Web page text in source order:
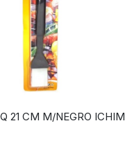
21 CM M/NEGRO ICHIM